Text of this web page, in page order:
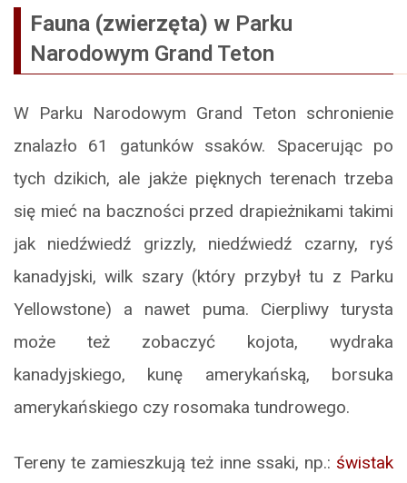
Fauna (zwierzęta) w Parku
Narodowym Grand Teton
W Parku Narodowym Grand Teton schronienie
znalazło 61 gatunków ssaków. Spacerując po
tych dzikich, ale jakże pięknych terenach trzeba
się mieć na baczności przed drapieżnikami takimi
jak niedźwiedź grizzly, niedźwiedź czarny, ryś
kanadyjski, wilk szary (który przybył tu z Parku
Yellowstone) a nawet puma. Cierpliwy turysta
może też zobaczyć kojota, wydraka
kanadyjskiego, kunę amerykańską, borsuka
amerykańskiego czy rosomaka tundrowego.
Tereny te zamieszkują też inne ssaki, np.: świstak